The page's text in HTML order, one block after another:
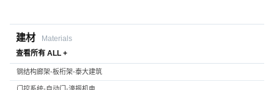
建材
Materials
查看所有 ALL +
钢结构廊架-板桁架-泰大建筑